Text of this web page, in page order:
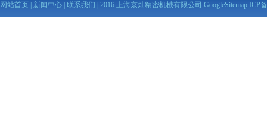
网站首页
新闻中心 联系我们 | 2016 上海京灿精密机械有限公司 GoogleSitemap ICP